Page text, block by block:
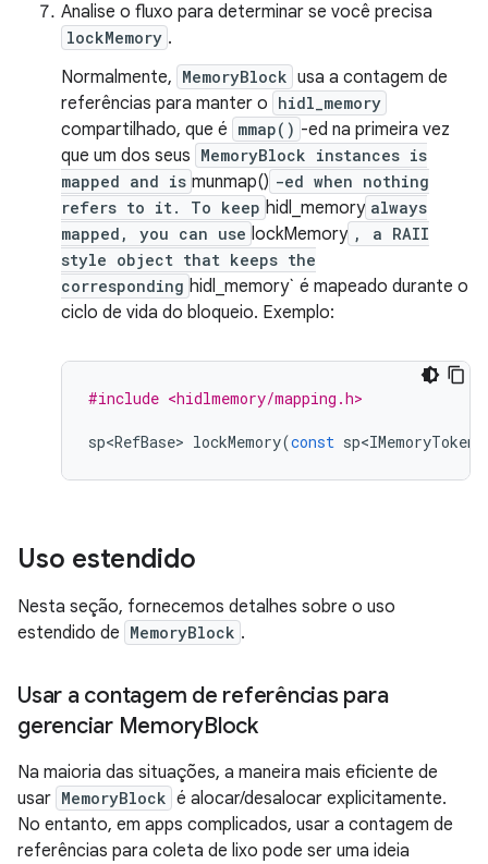
Analise o fluxo para determinar se você precisa
lockMemory .
Normalmente, MemoryBlock usa a contagem de
referências para manter o hidl_memory
compartilhado, que é mmap() -ed na primeira vez
que um dos seus MemoryBlock instances is
mapped and is munmap() -ed when nothing
refers to it. To keep hidl_memory always
mapped, you can use lockMemory , a RAII
style object that keeps the
corresponding hidl_memory` é mapeado durante o
ciclo de vida do bloqueio. Exemplo:
#include <hidlmemory/mapping.h>
sp<RefBase> lockMemory(const sp<IMemoryToken>
Uso estendido
Nesta seção, fornecemos detalhes sobre o uso
estendido de MemoryBlock .
Usar a contagem de referências para
gerenciar MemoryBlock
Na maioria das situações, a maneira mais eficiente de
usar MemoryBlock é alocar/desalocar explicitamente.
No entanto, em apps complicados, usar a contagem de
referências para coleta de lixo pode ser uma ideia